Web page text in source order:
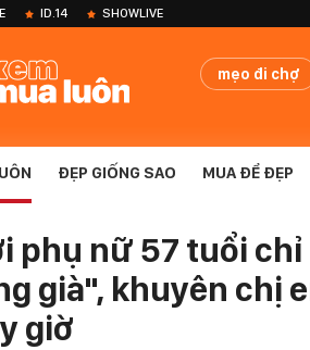
ID.14 SHOWLIVE
mẹo đi chợ
ĐẸP GIỐNG SAO MUA ĐỂ ĐẸP
phụ nữ 57 tuổi chỉ
già", khuyên chị
giờ